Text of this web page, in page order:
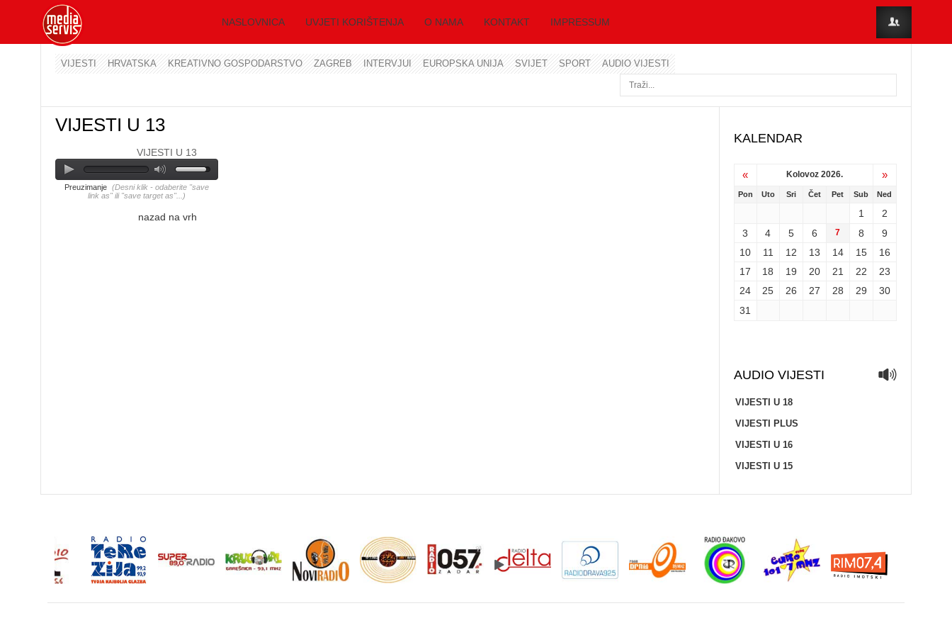
NASLOVNICA UVJETI KORIŠTENJA O NAMA KONTAKT IMPRESSUM
VIJESTI HRVATSKA KREATIVNO GOSPODARSTVO ZAGREB INTERVJUI EUROPSKA UNIJA SVIJET SPORT AUDIO VIJESTI
VIJESTI U 13
VIJESTI U 13
Preuzimanje (Desni klik - odaberite "save
link as" ili "save target as"...)
nazad na vrh
KALENDAR
« Kolovoz 2026. »
Pon Uto Sri Čet Pet Sub Ned
1
2
3
4 5 6 7 8
9
10
11 12 13 14 15
16
17
18 19 20 21 22
23
24
25 26 27 28 29
30
31
AUDIO VIJESTI
VIJESTI U 18
VIJESTI PLUS
VIJESTI U 16
VIJESTI U 15